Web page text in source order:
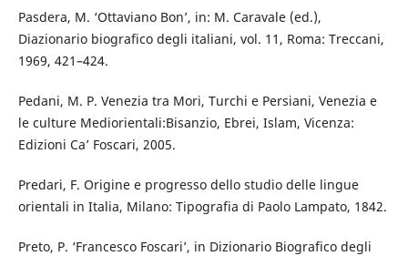
Pasdera, M. ‘Ottaviano Bon’, in: M. Caravale (ed.),
Diazionario biografico degli italiani, vol. 11, Roma: Treccani,
1969, 421–424.
Pedani, M. P. Venezia tra Mori, Turchi e Persiani, Venezia e
le culture Mediorientali:Bisanzio, Ebrei, Islam, Vicenza:
Edizioni Ca’ Foscari, 2005.
Predari, F. Origine e progresso dello studio delle lingue
orientali in Italia, Milano: Tipografia di Paolo Lampato, 1842.
Preto, P. ‘Francesco Foscari’, in Dizionario Biografico degli